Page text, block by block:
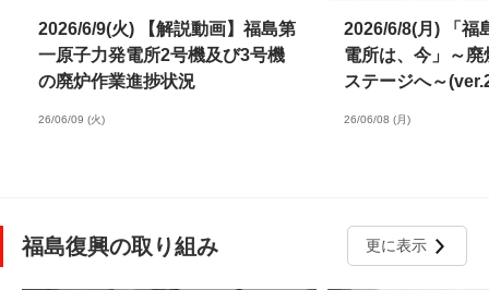
2026/6/9(火) 【解説動画】福島第
一原子力発電所2号機及び3号機
の廃炉作業進捗状況
26/06/09 (火)
2026/6/8(月) 「福
電所は、今」～
ステージへ～
26/06/08 (月)
福島復興の取り組み 更に表示